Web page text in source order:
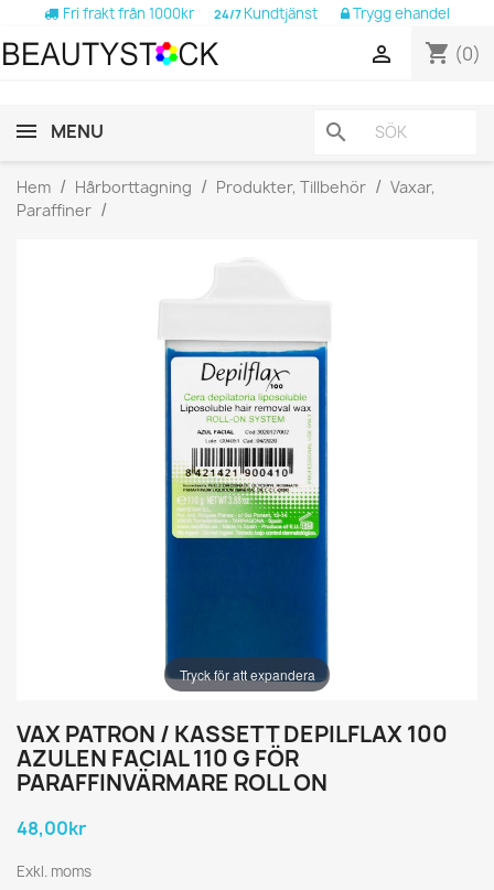
Fri frakt från 1000kr 24/7 Kundtjänst Trygg ehandel
shopping_cart (0)

MENU search
Hem Hårborttagning Produkter, Tillbehör
Vaxar,
Paraffiner
Tryck för att expandera
VAX PATRON / KASSETT DEPILFLAX 100
AZULEN FACIAL 110 G FÖR
PARAFFINVÄRMARE ROLL ON
48,00kr
Exkl. moms